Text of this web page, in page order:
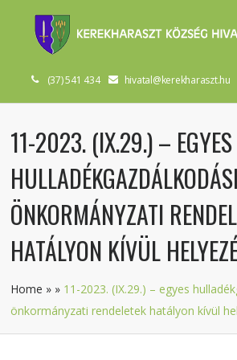
(37) 541 434 hivatal@kerekharaszt.hu
11-2023. (IX.29.) – EGYES
HULLADÉKGAZDÁLKODÁSI
ÖNKORMÁNYZATI
HATÁLYON KÍVÜL
Home » » 11-2023. (IX.29.) – egyes
önkormányzati rendeletek hatályon kívül